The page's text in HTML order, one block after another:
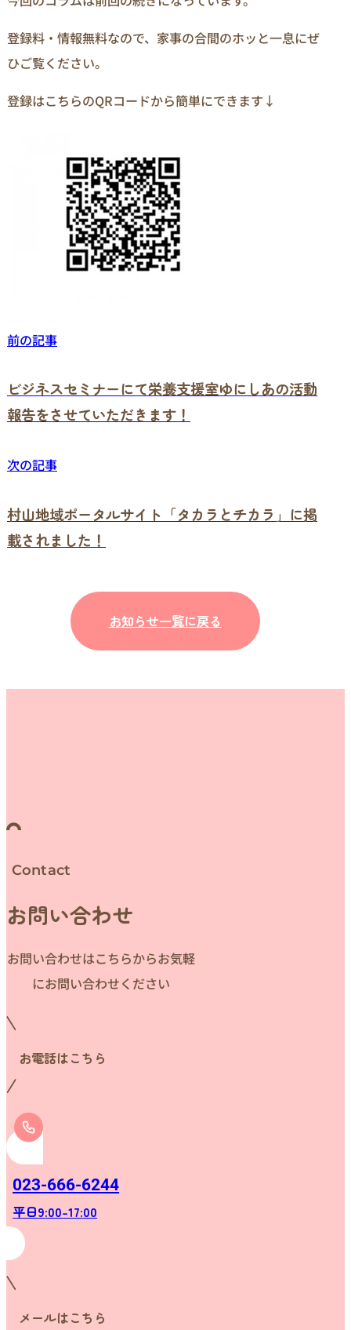
登録料・情報無料なので、家事の合間のホッと一息にぜ
ひご覧ください。
登録はこちらのQRコードから簡単にできます↓
前の記事
ビジネスセミナーにて栄養支援室ゆにしあの活動
報告をさせていただきます！
次の記事
村山地域ポータルサイト「タカラとチカラ」に掲
載されました！
お知らせ一覧に戻る
Contact
お問い合わせ
お問い合わせはこちらからお気軽
にお問い合わせください
お電話はこちら
023-666-6244
平日9:00-17:00
メールはこちら